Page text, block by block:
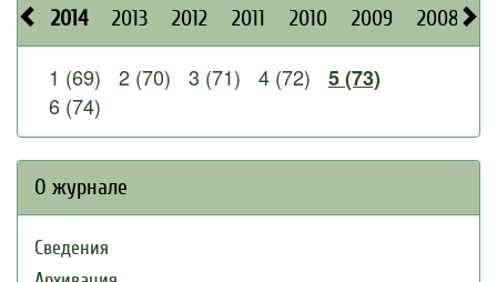
2014 2013 2012 2011 2010 2009 2008
1 (69) 2 (70) 3 (71) 4 (72)
5 (73)
6 (74)
О журнале
Сведения